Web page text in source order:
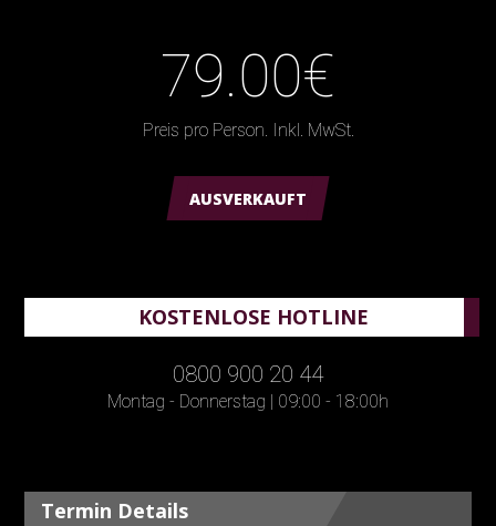
79.00€
Preis pro Person. Inkl. MwSt.
AUSVERKAUFT
KOSTENLOSE HOTLINE
0800 900 20 44
Montag - Donnerstag | 09:00 - 18:00h
Termin Details